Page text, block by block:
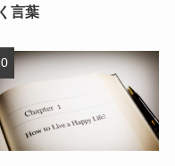
言葉